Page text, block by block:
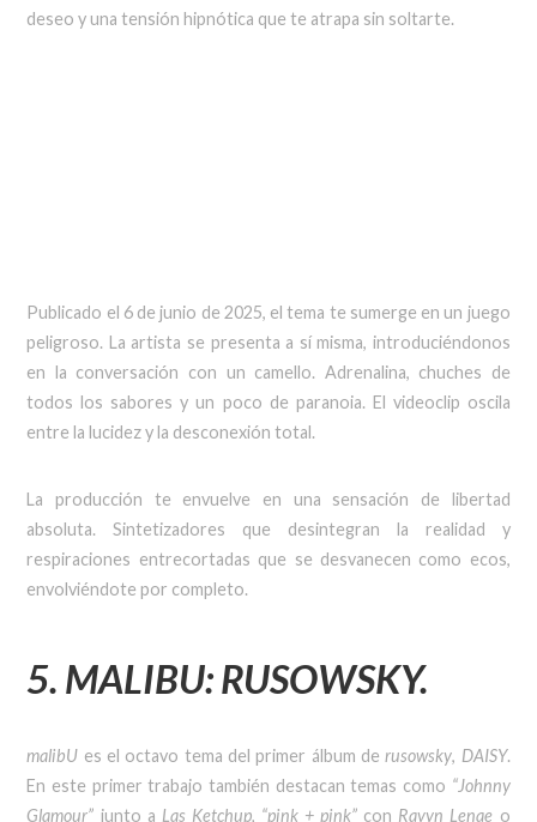
deseo y una tensión hipnótica que te atrapa sin soltarte.
Publicado el 6 de junio de 2025, el tema te sumerge en un juego
peligroso. La artista se presenta a sí misma, introduciéndonos
en la conversación con un camello. Adrenalina, chuches de
todos los sabores y un poco de paranoia. El videoclip oscila
entre la lucidez y la desconexión total.
La producción te envuelve en una sensación de libertad
absoluta. Sintetizadores que desintegran la realidad y
respiraciones entrecortadas que se desvanecen como ecos,
envolviéndote por completo.
5. MALIBU: RUSOWSKY.
malibU es el octavo tema del primer álbum derusowsky, DAISY.
En este primer trabajo también destacan temas como “Johnny
Glamour” junto a Las Ketchup, “pink + pink” con Ravyn Lenae o